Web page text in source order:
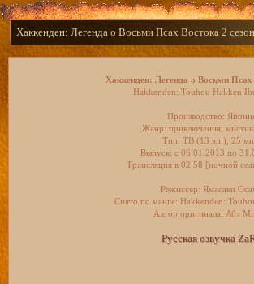
Хаккенден: Легенда о Восьми Псах Востока 2
Хаккенден: Легенда о Восьми Псах
Hakkenden: Touhou Hakken
Производство:
Жанр: приключения,
Тип: ТВ (13 эп.), 25
Выпуск: c 06.01.2013 по
Трансляция в 02:58 [ночной
Режиссёр: Ямасаки
Снято по манге: Hakkenden:
Автор оригинала: Абэ
Русская озвучка